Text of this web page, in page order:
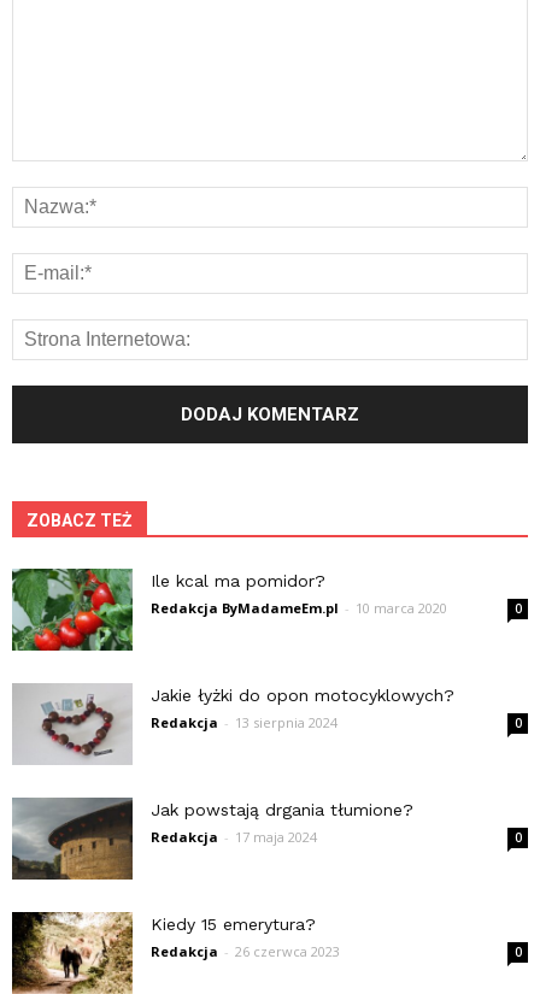
ZOBACZ TEŻ
Ile kcal ma pomidor?
Redakcja ByMadameEm.pl - 10 marca 2020 0
Jakie łyżki do opon motocyklowych?
Redakcja - 13 sierpnia 2024 0
Jak powstają drgania tłumione?
Redakcja - 17 maja 2024 0
Kiedy 15 emerytura?
Redakcja - 26 czerwca 2023 0